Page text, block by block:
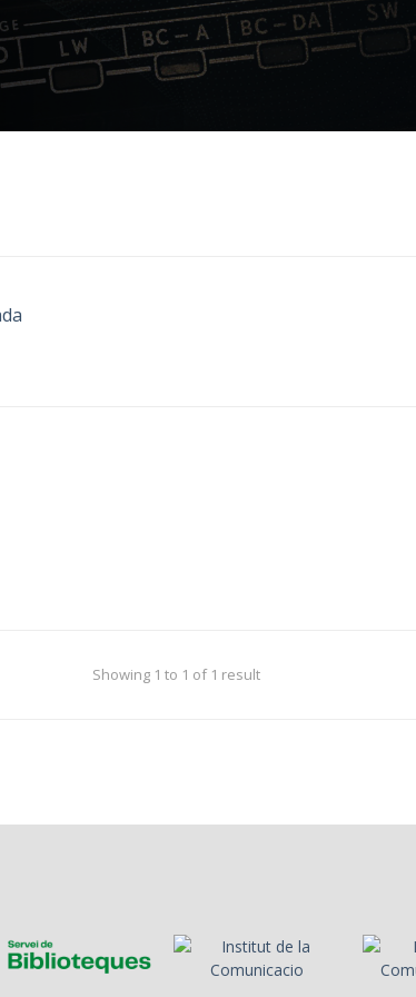
Showing 1 to 1 of 1 result